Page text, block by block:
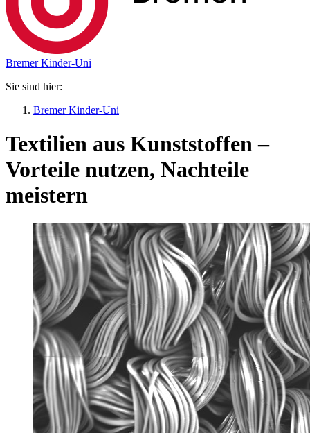
Bremer Kinder-Uni
Sie sind hier:
Bremer Kinder-Uni
Textilien aus Kunststoffen –
Vorteile nutzen, Nachteile
meistern